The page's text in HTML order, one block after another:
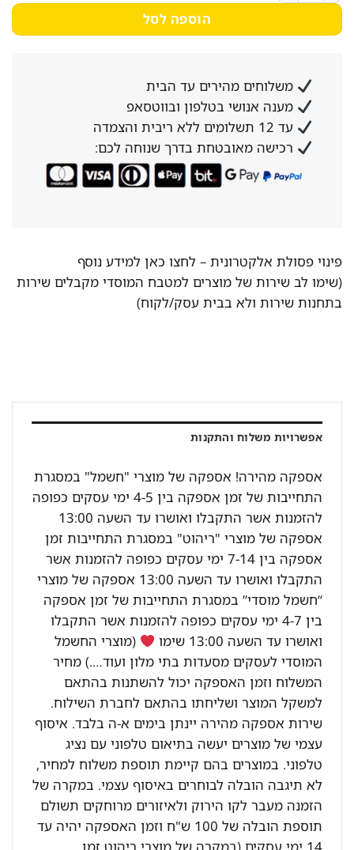
הוספה לסל
משלוחים מהירים עד הבית
מענה אנושי בטלפון ובווטסאפ
עד 12 תשלומים ללא ריבית והצמדה
רכישה מאובטחת בדרך שנוחה לכם:
פינוי פסולת אלקטרונית – לחצו כאן למידע נוסף
(שימו לב שירות של מוצרים למטבח המוסדי מקבלים שירות
בתחנות שירות ולא בבית עסק/לקוח)
אפשרויות משלוח והתקנות
אספקה מהירה! אספקה של מוצרי "חשמל" במסגרת
התחייבות של זמן אספקה בין 4-5 ימי עסקים כפופה
להזמנות אשר התקבלו ואושרו עד השעה 13:00
אספקה של מוצרי "ריהוט" במסגרת התחייבות זמן
אספקה בין 7-14 ימי עסקים כפופה להזמנות אשר
התקבלו ואושרו עד השעה 13:00 אספקה של מוצרי
“חשמל מוסדי” במסגרת התחייבות של זמן אספקה
בין 4-7 ימי עסקים כפופה להזמנות אשר התקבלו
ואושרו עד השעה 13:00 שימו
(מוצרי החשמל
המוסדי לעסקים מסעדות בתי מלון ועוד….) מחיר
המשלוח וזמן האספקה יכול להשתנות בהתאם
למשקל המוצר ושליחתו בהתאם לחברת השילוח.
שירות אספקה מהירה יינתן בימים א-ה בלבד. איסוף
עצמי של מוצרים יעשה בתיאום טלפוני עם נציג
טלפוני. במוצרים בהם קיימת תוספת משלוח למחיר,
לא תיגבה הובלה לבוחרים באיסוף עצמי. במקרה של
הזמנה מעבר לקו הירוק ולאיזורים מרוחקים תשולם
תוספת הובלה של 100 ש"ח וזמן האספקה יהיה עד